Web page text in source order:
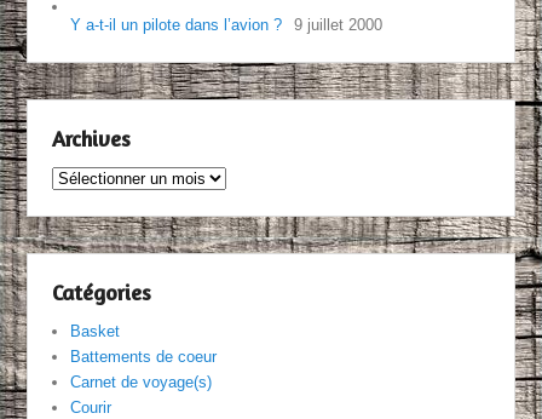
Y a-t-il un pilote dans l’avion ? 9 juillet 2000
Archives
Archives
Catégories
Basket
Battements de coeur
Carnet de voyage(s)
Courir